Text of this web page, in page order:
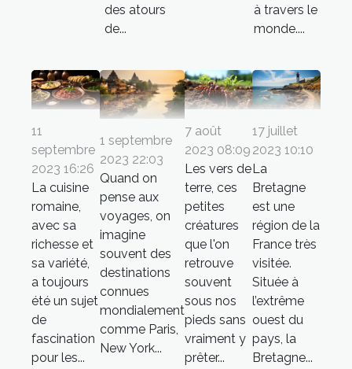
des atours
de...
à travers le
monde....
11
septembre
2023 16:26
La cuisine
romaine,
avec sa
richesse et
sa variété,
a toujours
été un sujet
de
fascination
pour les...
1 septembre
2023 22:03
Quand on
pense aux
voyages, on
imagine
souvent des
destinations
connues
mondialement
comme Paris,
New York...
7 août
2023 08:09
Les vers de
terre, ces
petites
créatures
que l'on
retrouve
souvent
sous nos
pieds sans
vraiment y
prêter...
17 juillet
2023 10:10
La
Bretagne
est une
région de la
France très
visitée.
Située à
l’extrême
ouest du
pays, la
Bretagne...